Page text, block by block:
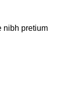
nibh pretium